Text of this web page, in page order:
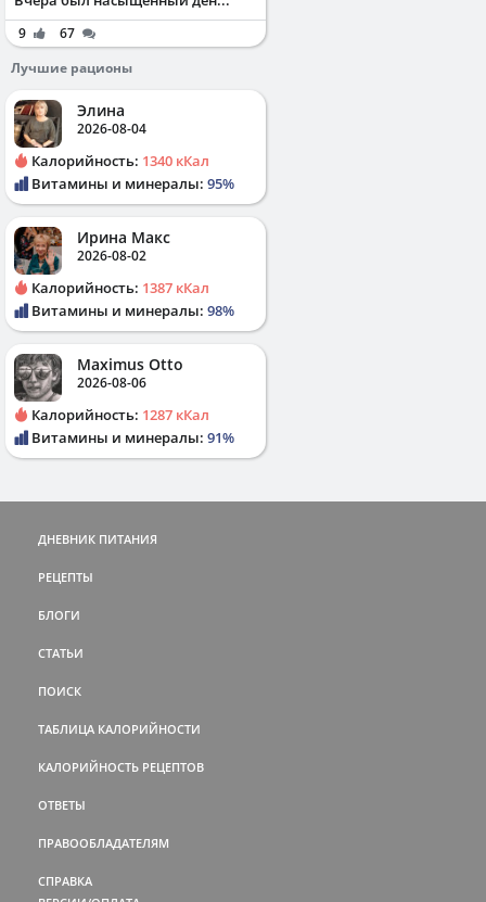
9
67
Лучшие рационы
Элина
2026-08-04
Калорийность: 1340 кКал
Витамины и минералы: 95%
Ирина Макс
2026-08-02
Калорийность: 1387 кКал
Витамины и минералы: 98%
Maximus Otto
2026-08-06
Калорийность: 1287 кКал
Витамины и минералы: 91%
ДНЕВНИК ПИТАНИЯ
РЕЦЕПТЫ
БЛОГИ
СТАТЬИ
ПОИСК
ТАБЛИЦА КАЛОРИЙНОСТИ
КАЛОРИЙНОСТЬ РЕЦЕПТОВ
ОТВЕТЫ
ПРАВООБЛАДАТЕЛЯМ
СПРАВКА